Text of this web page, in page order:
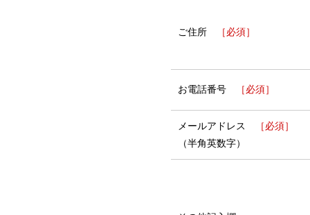
ご住所 ［必須］
お電話番号 ［必須］
メールアドレス
［必須］
（半角英数字）